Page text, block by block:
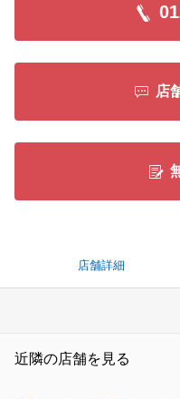
店
店舗詳細
近隣の店舗を見る